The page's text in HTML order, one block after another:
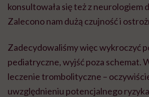
konsultowała się też z neurologiem
Zalecono nam dużą czujność i
Zadecydowaliśmy więc wykroczyć
pediatryczne, wyjść poza schemat.
leczenie trombolityczne –
uwzględnieniu potencjalnego